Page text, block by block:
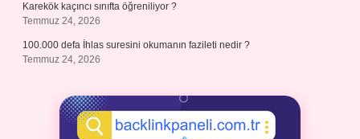
Karekök kaçıncı sınıfta öğreniliyor ?
Temmuz 24, 2026
100.000 defa İhlas suresini okumanın fazileti nedir ?
Temmuz 24, 2026